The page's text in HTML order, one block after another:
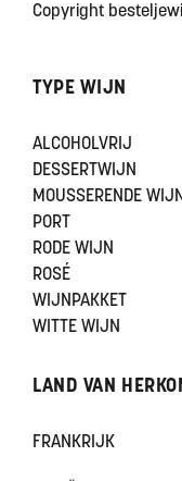
Copyright
TYPE WIJN
ALCOHOLVRIJ
DESSERTWIJN
MOUSSERENDE
PORT
RODE WIJN
ROSÉ
WIJNPAKKET
WITTE WIJN
LAND VAN
FRANKRIJK